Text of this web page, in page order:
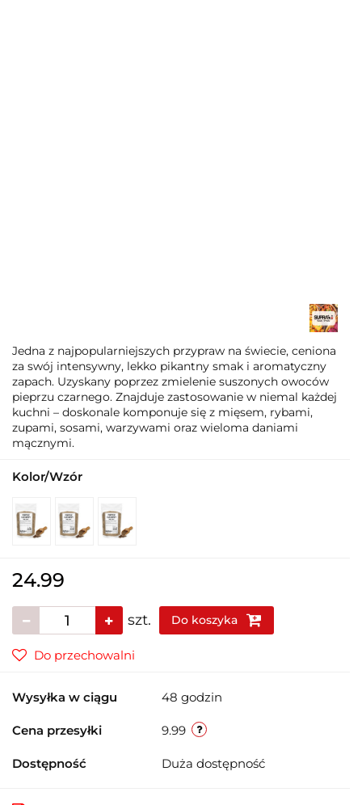
Jedna z najpopularniejszych przypraw na świecie, ceniona
za swój intensywny, lekko pikantny smak i aromatyczny
zapach. Uzyskany poprzez zmielenie suszonych owoców
pieprzu czarnego. Znajduje zastosowanie w niemal każdej
kuchni – doskonale komponuje się z mięsem, rybami,
zupami, sosami, warzywami oraz wieloma daniami
mącznymi.
Kolor/Wzór
24.99
szt. Do koszyka
Do przechowalni
Wysyłka w ciągu 48 godzin
Cena przesyłki 9.99
Dostępność Duża dostępność